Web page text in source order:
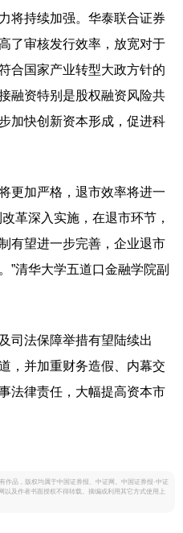
持续加强。华泰联合证券
了审核发行效率，放宽对于
合国家产业转型大政方针的
融资特别是股权融资风险共
加快创新资本形成，促进科
加严格，退市效率将进一
革深入实施，在退市环节，
有望进一步完善，企业退市
”清华大学五道口金融学院副
法保障举措有望陆续出
，并加重财务造假、内幕交
法律责任，大幅提高资本市
作品，版权均属于中国证券报、中证网。中国证券报·中证
以及作者书面授权不得转载、摘编或利用其它方式使用上